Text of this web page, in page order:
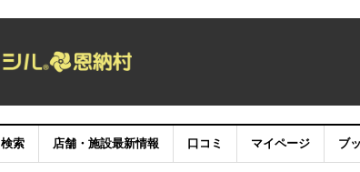
検索 店舗・施設最新情報 口コミ マイページ ブ
本日より「沖縄めんそーれフェスタ」